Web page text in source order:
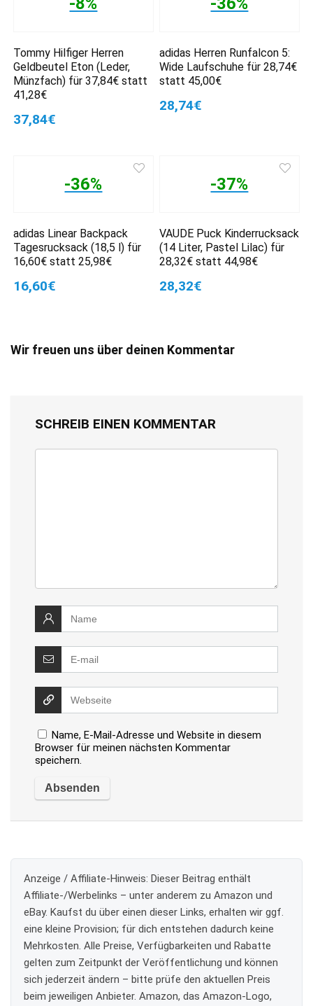
Tommy Hilfiger Herren
Geldbeutel Eton (Leder,
Münzfach) für 37,84€ statt
41,28€
37,84€
adidas Herren Runfalcon 5:
Wide Laufschuhe für 28,74€
statt 45,00€
28,74€
-36%
adidas Linear Backpack
Tagesrucksack (18,5 l) für
16,60€ statt 25,98€
16,60€
-37%
VAUDE Puck Kinderrucksack
(14 Liter, Pastel Lilac) für
28,32€ statt 44,98€
28,32€
Wir freuen uns über deinen Kommentar
SCHREIB EINEN KOMMENTAR
Name, E-Mail-Adresse und Website in diesem
Browser für meinen nächsten Kommentar
speichern.
Anzeige / Affiliate-Hinweis: Dieser Beitrag enthält
Affiliate-/Werbelinks – unter anderem zu Amazon und
eBay. Kaufst du über einen dieser Links, erhalten wir ggf.
eine kleine Provision; für dich entstehen dadurch keine
Mehrkosten. Alle Preise, Verfügbarkeiten und Rabatte
gelten zum Zeitpunkt der Veröffentlichung und können
sich jederzeit ändern – bitte prüfe den aktuellen Preis
beim jeweiligen Anbieter. Amazon, das Amazon-Logo,